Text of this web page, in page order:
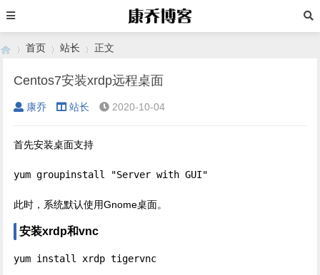
›
首页 站长
›
正文
Centos7安装xrdp远程桌面
康乔 站长 2020-10-04
首先安装桌面支持
yum groupinstall "Server with GUI"
此时，系统默认使用Gnome桌面。
安装xrdp和vnc
yum install xrdp tigervnc